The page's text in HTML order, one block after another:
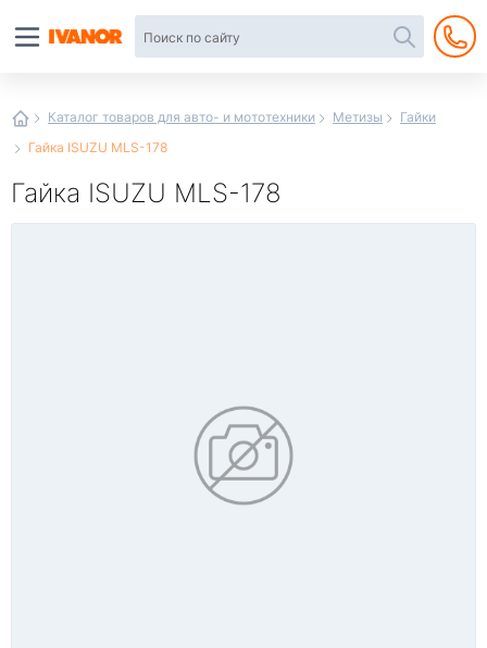
Каталог товаров для авто- и мототехники Метизы
Гайки
Гайка ISUZU MLS-178
Гайка ISUZU MLS-178
интернет-